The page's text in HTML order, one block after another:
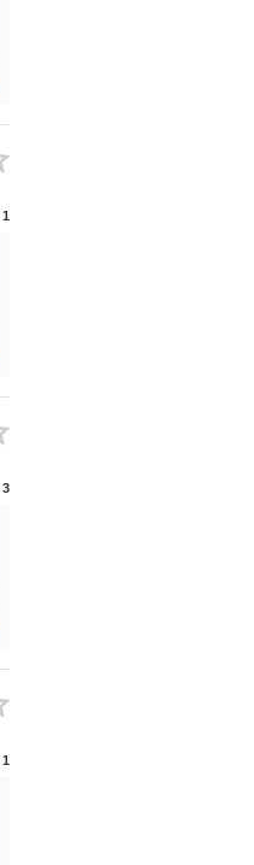
1
3
1